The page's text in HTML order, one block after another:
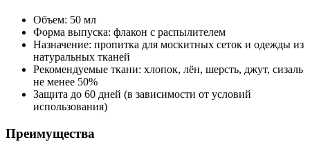
Объем: 50 мл
Форма выпуска: флакон с распылителем
Назначение: пропитка для москитных сеток и одежды из
натуральных тканей
Рекомендуемые ткани: хлопок, лён, шерсть, джут, сизаль
не менее 50%
Защита до 60 дней (в зависимости от условий
использования)
Преимущества